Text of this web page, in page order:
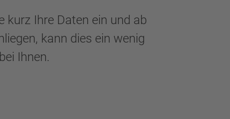
kurz Ihre Daten ein und ab
kann dies ein wenig
Ihnen.